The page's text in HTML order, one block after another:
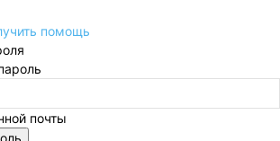
помощь
почты